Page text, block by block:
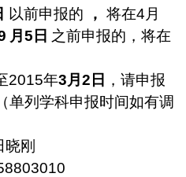
以前申报的 ， 将在4 月
月 5 日 之前申报的，将在
2015年3月2 日 ，请申报
单列学科申报时间如有调
晓刚